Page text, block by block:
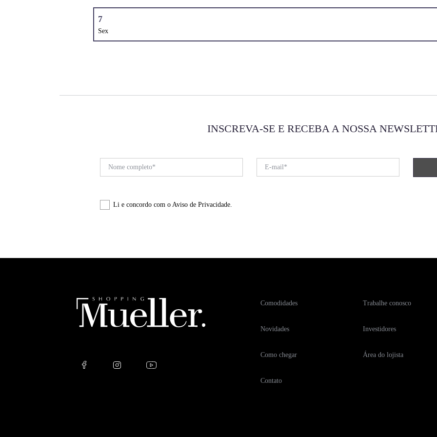
7
Sex
INSCREVA-SE E RECEBA A NOSSA
Li e concordo com o Aviso de Privacidade.
this
Comodidades
Novidades
Como chegar
Contato
Trabalhe conosco
Investidores
Área do lojista